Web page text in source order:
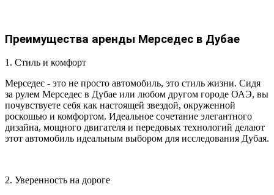
Преимущества аренды Мерседес в Дубае
1. Стиль и комфорт
Мерседес - это не просто автомобиль, это стиль жизни. Сидя
за рулем Мерседес в Дубае или любом другом городе ОАЭ, вы
почувствуете себя как настоящей звездой, окруженной
роскошью и комфортом. Идеальное сочетание элегантного
дизайна, мощного двигателя и передовых технологий делают
этот автомобиль идеальным выбором для исследования Дубая.
2. Уверенность на дороге